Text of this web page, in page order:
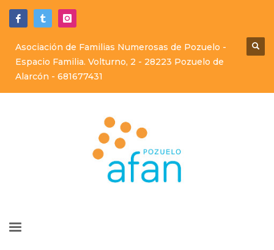
Asociación de Familias Numerosas de Pozuelo -
Espacio Familia. Volturno, 2 - 28223 Pozuelo de
Alarcón - 681677431